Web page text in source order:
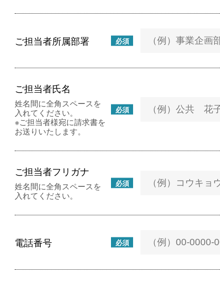
ご担当者所属部署 必須
ご担当者氏名
必須
姓名間に全角スペースを
入れてください。
※ご担当者様宛に請求書を
お送りいたします。
ご担当者フリガナ
必須
姓名間に全角スペースを
入れてください。
電話番号 必須